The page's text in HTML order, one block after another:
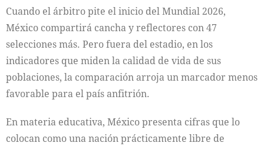
Cuando el árbitro pite el inicio del Mundial 2026,
México compartirá cancha y reflectores con 47
selecciones más. Pero fuera del estadio, en los
indicadores que miden la calidad de vida de sus
poblaciones, la comparación arroja un marcador menos
favorable para el país anfitrión.
En materia educativa, México presenta cifras que lo
colocan como una nación prácticamente libre de